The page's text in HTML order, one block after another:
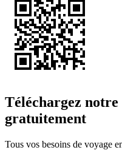
Téléchargez
gratuitement
Tous vos besoins de voyage